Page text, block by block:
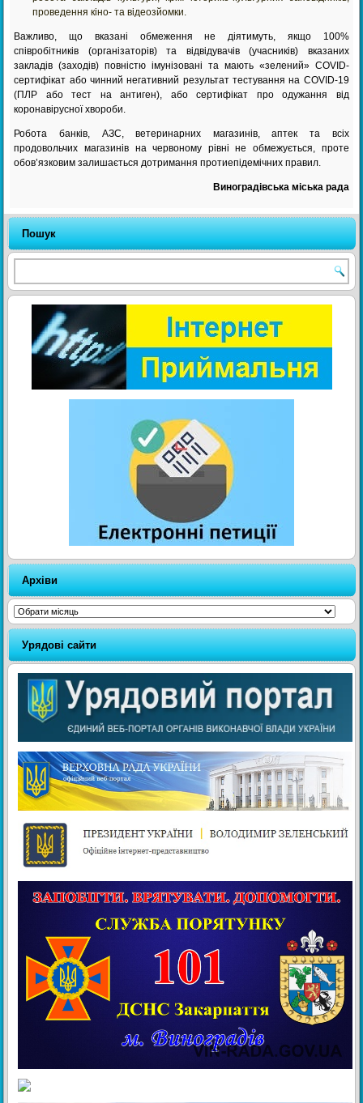
проведення кіно- та відеозйомки.
Важливо, що вказані обмеження не діятимуть, якщо 100%
співробітників (організаторів) та відвідувачів (учасників) вказаних
закладів (заходів) повністю імунізовані та мають «зелений» COVID-
сертифікат або чинний негативний результат тестування на COVID-19
(ПЛР або тест на антиген), або сертифікат про одужання від
коронавірусної хвороби.
Робота банків, АЗС, ветеринарних магазинів, аптек та всіх
продовольчих магазинів на червоному рівні не обмежується, проте
обов’язковим залишається дотримання протиепідемічних правил.
Виноградівська міська рада
Пошук
Архіви
Архіви
Урядові сайти